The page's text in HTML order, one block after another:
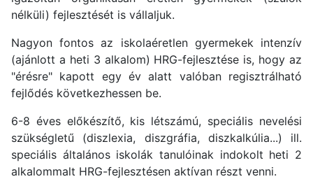
nélküli) fejlesztését is vállaljuk.
Nagyon fontos az iskolaéretlen gyermekek intenzív
(ajánlott a heti 3 alkalom) HRG-fejlesztése is, hogy az
"érésre" kapott egy év alatt valóban regisztrálható
fejlődés következhessen be.
6-8 éves előkészítő, kis létszámú, speciális nevelési
szükségletű (diszlexia, diszgráfia, diszkalkúlia...) ill.
speciális általános iskolák tanulóinak indokolt heti 2
alkalommalt HRG-fejlesztésen aktívan részt venni.